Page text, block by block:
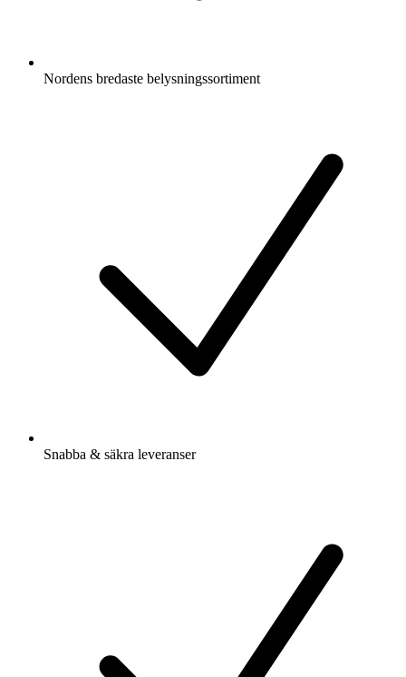
Nordens bredaste belysningssortiment
Snabba & säkra leveranser